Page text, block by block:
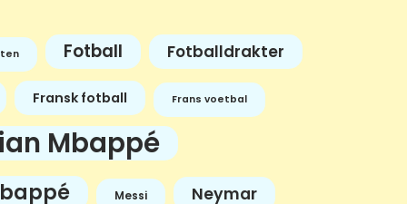
Fotball Fotballdrakter
Fransk fotball Frans voetbal
Mbappé
Messi Neymar